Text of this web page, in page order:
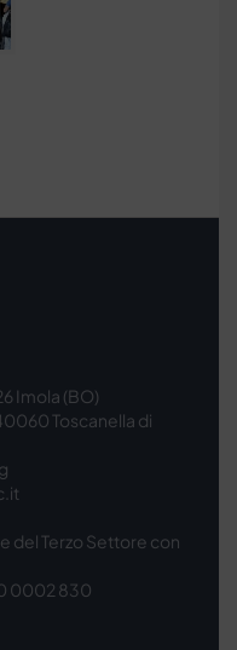
Imola (BO)
Toscanella di
del Terzo Settore con
0002 830